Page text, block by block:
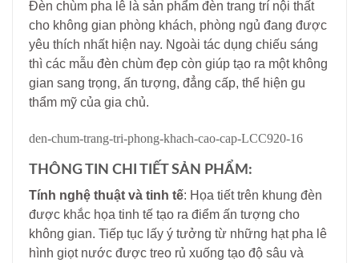
Đèn chùm pha lê là sản phẩm đèn trang trí nội thất
cho không gian phòng khách, phòng ngủ đang được
yêu thích nhất hiện nay. Ngoài tác dụng chiếu sáng
thì các mẫu đèn chùm đẹp còn giúp tạo ra một không
gian sang trọng, ấn tượng, đẳng cấp, thể hiện gu
thẩm mỹ của gia chủ.
den-chum-trang-tri-phong-khach-cao-cap-LCC920-16
THÔNG TIN CHI TIẾT SẢN PHẨM:
Tính nghệ thuật và tinh tế: Họa tiết trên khung đèn
được khắc họa tinh tế tạo ra điểm ấn tượng cho
không gian. Tiếp tục lấy ý tưởng từ những hạt pha lê
hình giọt nước được treo rủ xuống tạo độ sâu và